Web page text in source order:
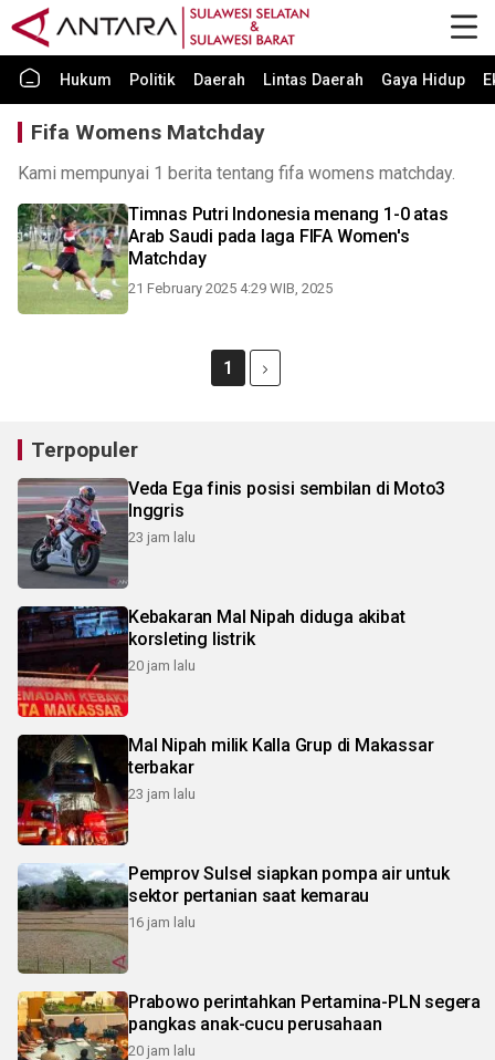
Hukum Politik Daerah Lintas Daerah Gaya Hidup
Fifa Womens Matchday
Kami mempunyai 1 berita tentang fifa womens matchday.
Timnas Putri Indonesia menang 1-0 atas
Arab Saudi pada laga FIFA Women's
Matchday
21 February 2025 4:29 WIB, 2025
1
Terpopuler
Veda Ega finis posisi sembilan di Moto3
Inggris
23 jam lalu
Kebakaran Mal Nipah diduga akibat
korsleting listrik
20 jam lalu
Mal Nipah milik Kalla Grup di Makassar
terbakar
23 jam lalu
Pemprov Sulsel siapkan pompa air untuk
sektor pertanian saat kemarau
16 jam lalu
Prabowo perintahkan Pertamina-PLN segera
pangkas anak-cucu perusahaan
20 jam lalu